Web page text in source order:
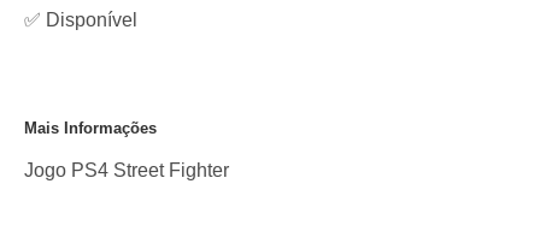
✅ Disponível
Mais Informações
Jogo PS4 Street Fighter